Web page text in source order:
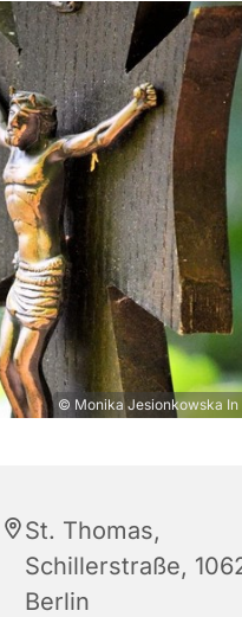
© Monika Jesionkowska
St. Thomas,
Schillerstraße,
Berlin